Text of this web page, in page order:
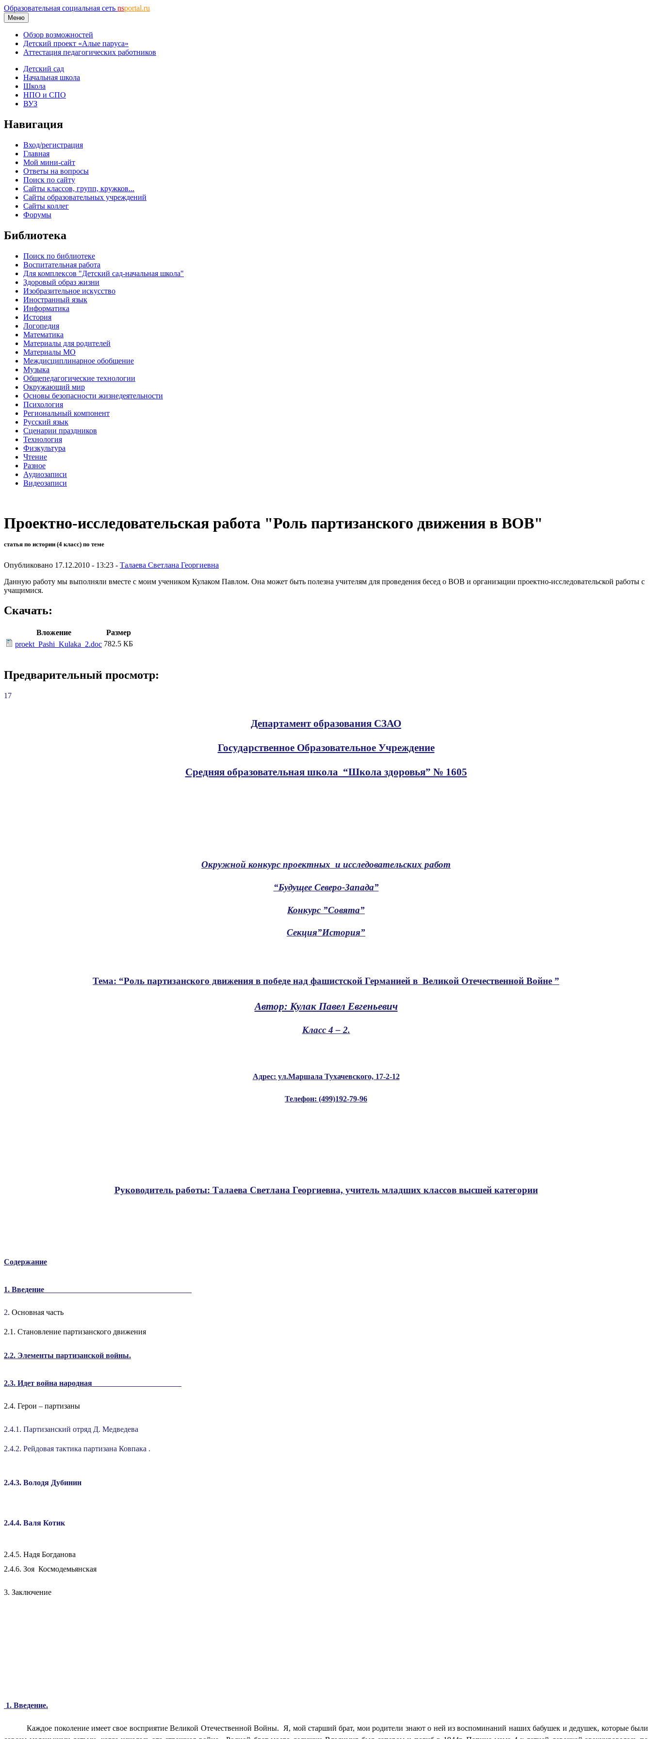
Образовательная социальная сеть nsportal.ru
Меню
Обзор возможностей
Детский проект «Алые паруса»
Аттестация педагогических работников
Детский сад
Начальная школа
Школа
НПО и СПО
ВУЗ
Навигация
Вход/регистрация
Главная
Мой мини-сайт
Ответы на вопросы
Поиск по сайту
Сайты классов, групп, кружков...
Сайты образовательных учреждений
Сайты коллег
Форумы
Библиотека
Поиск по библиотеке
Воспитательная работа
Для комплексов "Детский сад-начальная школа"
Здоровый образ жизни
Изобразительное искусство
Иностранный язык
Информатика
История
Логопедия
Математика
Материалы для родителей
Материалы МО
Междисциплинарное обобщение
Музыка
Общепедагогические технологии
Окружающий мир
Основы безопасности жизнедеятельности
Психология
Региональный компонент
Русский язык
Сценарии праздников
Технология
Физкультура
Чтение
Разное
Аудиозаписи
Видеозаписи
Проектно-исследовательская работа "Роль партизанского движения в ВОВ"
статья по истории (4 класс) по теме
Опубликовано 17.12.2010 - 13:23 - Талаева Светлана Георгиевна
Данную работу мы выполняли вместе с моим учеником Кулаком Павлом. Она может быть полезна учителям для проведения бесед о ВОВ и организации проектно-исследовательской работы с
учащимися.
Скачать:
Вложение
Размер
proekt_Pashi_Kulaka_2.doc 782.5 КБ
Предварительный просмотр:
17
Департамент образования СЗАО
Государственное Образовательное Учреждение
Средняя образовательная школа “Школа здоровья” № 1605
Окружной конкурс проектных и исследовательских работ
“Будущее Северо-Запада”
Конкурс ”Совята”
Секция”История”
Тема: “Роль партизанского движения в победе над фашистской Германией в Великой Отечественной Войне ”
Автор: Кулак Павел Евгеньевич
Класс 4 – 2.
Адрес: ул.Маршала Тухачевского, 17-2-12
Телефон: (499)192-79-96
Руководитель работы: Талаева Светлана Георгиевна, учитель младших классов высшей категории
Содержание
1. Введение
2. Основная часть
2.1. Становление партизанского движения
2.2. Элементы партизанской войны.
2.3. Идет война народная
2.4. Герои – партизаны
2.4.1. Партизанский отряд Д. Медведева
2.4.2. Рейдовая тактика партизана Ковпака .
2.4.3. Володя Дубинин
2.4.4. Валя Котик
2.4.5. Надя Богданова
2.4.6. Зоя Космодемьянская
3. Заключение
1. Введение.
Каждое поколение имеет свое восприятие Великой Отечественной Войны. Я, мой старший брат, мои родители знают о ней из воспоминаний наших бабушек и дедушек, которые были